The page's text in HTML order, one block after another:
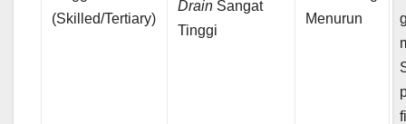
(Skilled/Tertiary)
Drain Sangat
Tinggi
Menurun